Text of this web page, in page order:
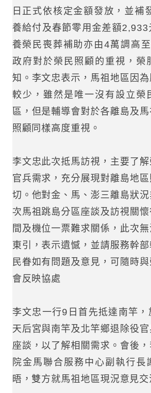
日正式依核定金額發放，並補
養給付及春節零用金差額2,933
養榮民喪葬補助亦由4萬調高
政府對於榮民照顧的重視，榮
知。李文忠表示，馬祖地區因
較少，雖然是唯一沒有設立榮
區，但是輔導會對於各離島及
照顧同樣高度重視。
李文忠此次抵馬訪視，主要了
官兵需求，充分展現對離島地
切。他對金、馬、澎三離島狀
次馬祖跳島分區座談及訪視關
間及機位一票難求關係，此次
東引，表示遺憾，並請服務幹
民眷如有問題及意見，可隨時
會反映協處
李文忠一行9日首先抵達南竿，
天后宮與南竿及北竿鄉退除役
座談，以了解相關需求。會後
院金馬聯合服務中心副執行長
晤，雙方就馬祖地區現況意見交